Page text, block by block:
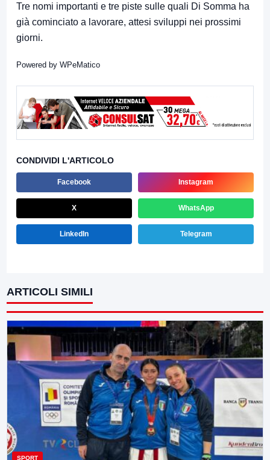
Tre nomi importanti e tre piste sulle quali Di Somma ha
già cominciato a lavorare, attesi sviluppi nei prossimi
giorni.
Powered by WPeMatico
CONDIVIDI L'ARTICOLO
Facebook Instagram
X WhatsApp
LinkedIn Telegram
ARTICOLI SIMILI
SPORT